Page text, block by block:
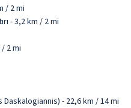
/ 2 mi
- 3,2 km / 2 mi
2 mi
Daskalogiannis) - 22,6 km / 14 mi